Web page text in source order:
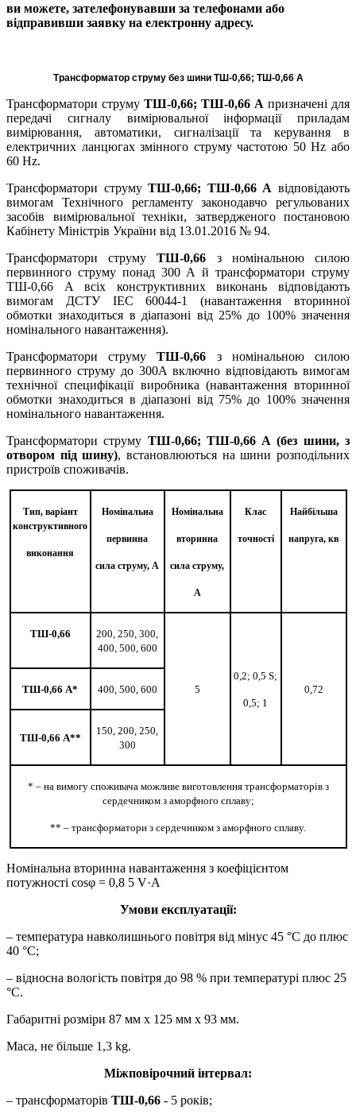
ви можете, зателефонувавши за телефонами або
відправивши заявку на електронну адресу.
Трансформатор струму без шини ТШ-0,66; ТШ-0,66 А
Трансформатори струму ТШ-0,66; ТШ-0,66 А призначені для
передачі сигналу вимірювальної інформації приладам
вимірювання, автоматики, сигналізації та керування в
електричних ланцюгах змінного струму частотою 50 Hz або
60 Hz.
Трансформатори струмуТШ-0,66; ТШ-0,66 А відповідають
вимогам Технічного регламенту законодавчо регульованих
засобів вимірювальної техніки, затвердженого постановою
Кабінету Міністрів України від 13.01.2016 № 94.
Трансформатори струмуТШ-0,66 з номінальною силою
первинного струму понад 300 А й трансформатори струму
ТШ-0,66 А всіх конструктивних виконань відповідають
вимогам ДСТУ ІЕС 60044-1 (навантаження вторинної
обмотки знаходиться в діапазоні від 25% до 100% значення
номінального навантаження).
Трансформатори струмуТШ-0,66 з номінальною силою
первинного струму до 300А включно відповідають вимогам
технічної специфікації виробника (навантаження вторинної
обмотки знаходиться в діапазоні від 75% до 100% значення
номінального навантаження.
Трансформатори струму ТШ-0,66; ТШ-0,66 А (без шини, з
отвором під шину), встановлюються на шини розподільних
пристроїв споживачів.
Тип, варіант
конструктивного
виконання
Номінальна
первинна
сила струму, А
Номінальна
вторинна
сила струму,
А
Клас
точності
Найбільша
напруга, кв
ТШ-0,66
200, 250, 300,
400, 500, 600
5
0,2; 0,5 S;
0,5; 1
0,72
ТШ-0,66 А* 400, 500, 600
ТШ-0,66 А**
150, 200, 250,
300
* – на вимогу споживача можливе виготовлення трансформаторів з
сердечником з аморфного сплаву;
** – трансформатори з сердечником з аморфного сплаву.
Номінальна вторинна навантаження з коефіцієнтом
потужності cosφ = 0,8 5 V·А
Умови експлуатації:
– температура навколишнього повітря від мінус 45 °С до плюс
40 °С;
– відносна вологість повітря до 98 % при температурі плюс 25
°С.
Габаритні розміри 87 мм х 125 мм х 93 мм.
Маса, не більше 1,3 kg.
Міжповірочний інтервал:
– трансформаторів ТШ-0,66 - 5 років;